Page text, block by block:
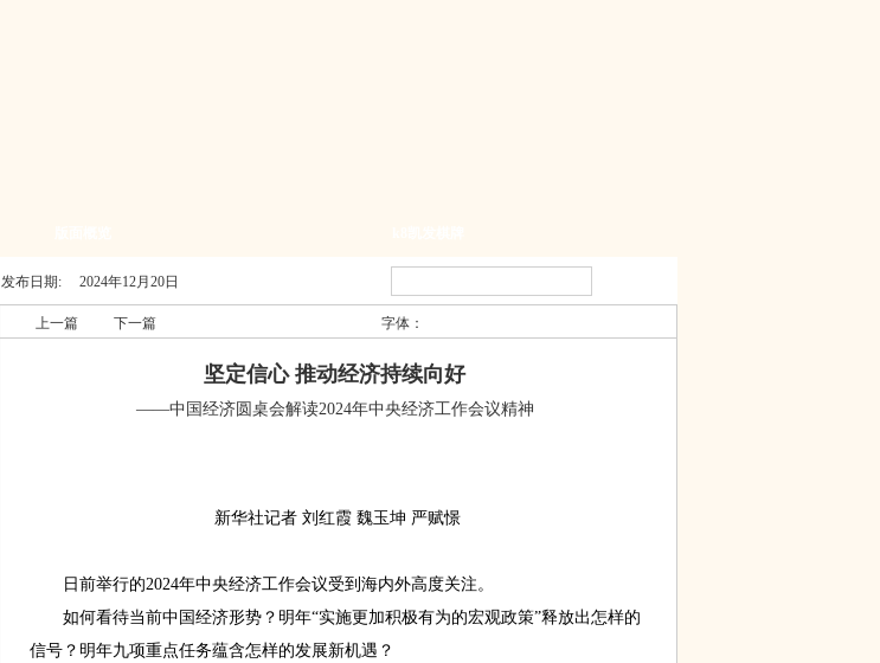
发布日期: 2024年12月20日
上一篇 下一篇 字体：
坚定信心 推动经济持续向好
——中国经济圆桌会解读2024年中央经济工作会议精神
新华社记者 刘红霞 魏玉坤 严赋憬
日前举行的2024年中央经济工作会议受到海内外高度关注。
如何看待当前中国经济形势？明年“实施更加积极有为的宏观政策”释放出怎样的
信号？明年九项重点任务蕴含怎样的发展新机遇？